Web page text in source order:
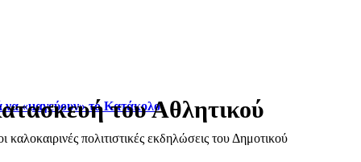
«μαγεύουν» το Κατάκολο
πολιτιστικές εκδηλώσεις του Δημοτικού
του Αθλητικού